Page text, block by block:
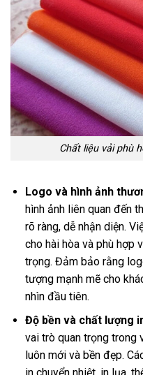
Chất liệu vải phù
Logo và hình ảnh
hình ảnh liên quan đến
rõ ràng, dễ nhận diện.
cho hài hòa và phù hợp
trọng. Đảm bảo rằng
tượng mạnh mẽ cho
nhìn đầu tiên.
Độ bền và chất lượng
vai trò quan trọng trong
luôn mới và bền đẹp.